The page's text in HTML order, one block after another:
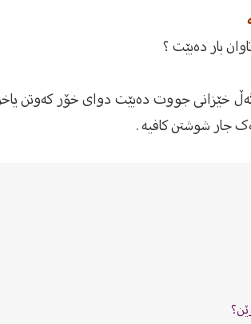
بار دەبێت ؟
خێزانی جووت دەبێت دوای خۆر کەوتن
جار شوشتن کافیە .